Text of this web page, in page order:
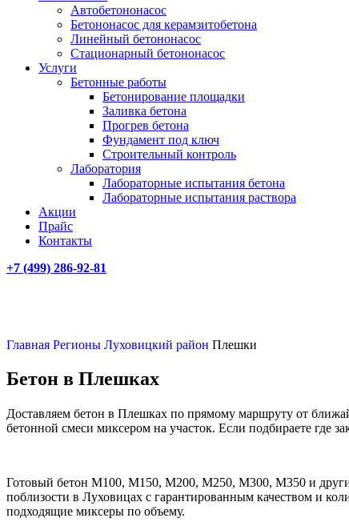
Автобетононасос
Бетононасос для керамзитобетона
Линейный бетононасос
Стационарный бетононасос
Услуги
Бетонные работы
Бетонирование площадки
Заливка бетона
Прогрев бетона
Фундамент под ключ
Строительный контроль
Лаборатория
Лабораторные испытания бетона
Лабораторные испытания раствора
Акции
Прайс
Контакты
+7 (499) 286-92-81
Главная Регионы Луховицкий район Плешки
Бетон в Плешках
Доставляем бетон в Плешках по прямому маршруту от
бетонной смеси миксером на участок. Если подбираете где
Готовый бетон М100, М150, М200, М250, М300, М350 и
поблизости в Луховицах с гарантированным качеством и
подходящие миксеры по объему.